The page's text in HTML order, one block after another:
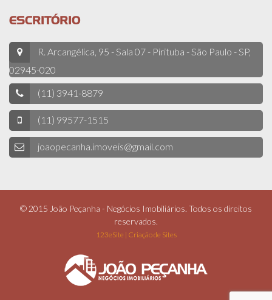
ESCRITÓRIO
R. Arcangélica, 95 - Sala 07 - Pirituba - São Paulo - SP,
02945-020
(11) 3941-8879
(11) 99577-1515
joaopecanha.imoveis@gmail.com
© 2015 João Peçanha - Negócios Imobiliários. Todos os direitos
reservados.
123eSite | Criação de Sites